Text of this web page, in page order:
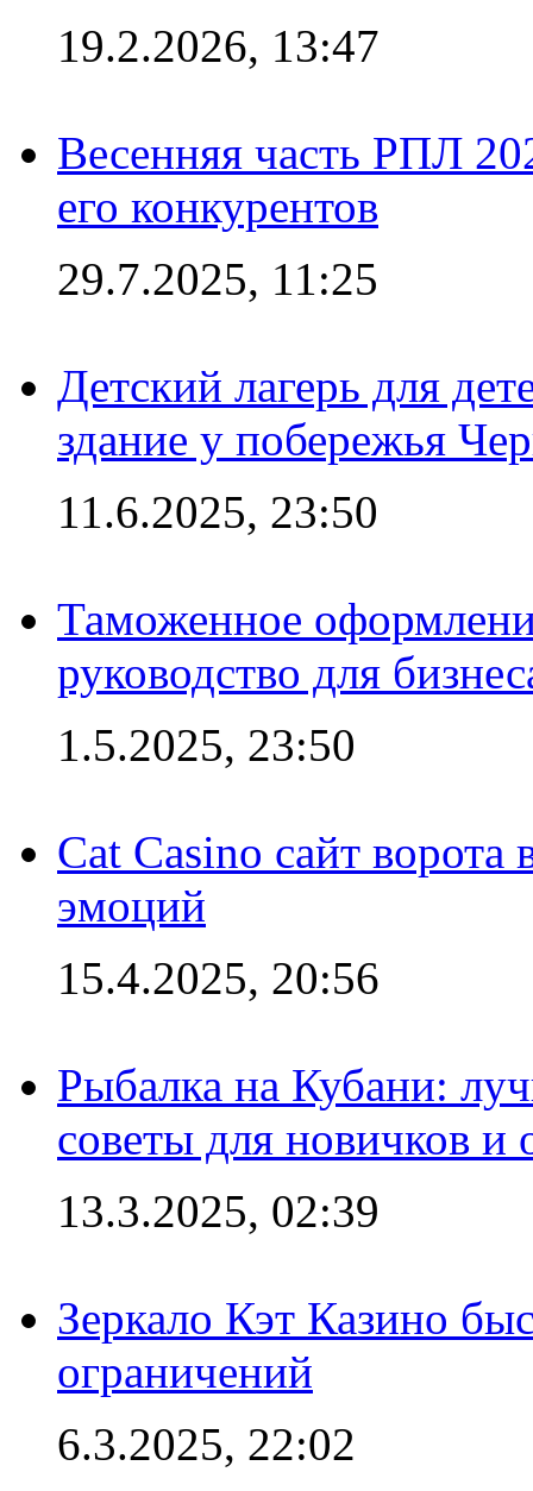
19.2.2026, 13:47
Весенняя часть РПЛ
его конкурентов
29.7.2025, 11:25
Детский лагерь для
здание у побережья
11.6.2025, 23:50
Таможенное
руководство для
1.5.2025, 23:50
Cat Casino сайт
эмоций
15.4.2025, 20:56
Рыбалка на Кубани:
советы для новичков
13.3.2025, 02:39
Зеркало Кэт Казино
ограничений
6.3.2025, 22:02